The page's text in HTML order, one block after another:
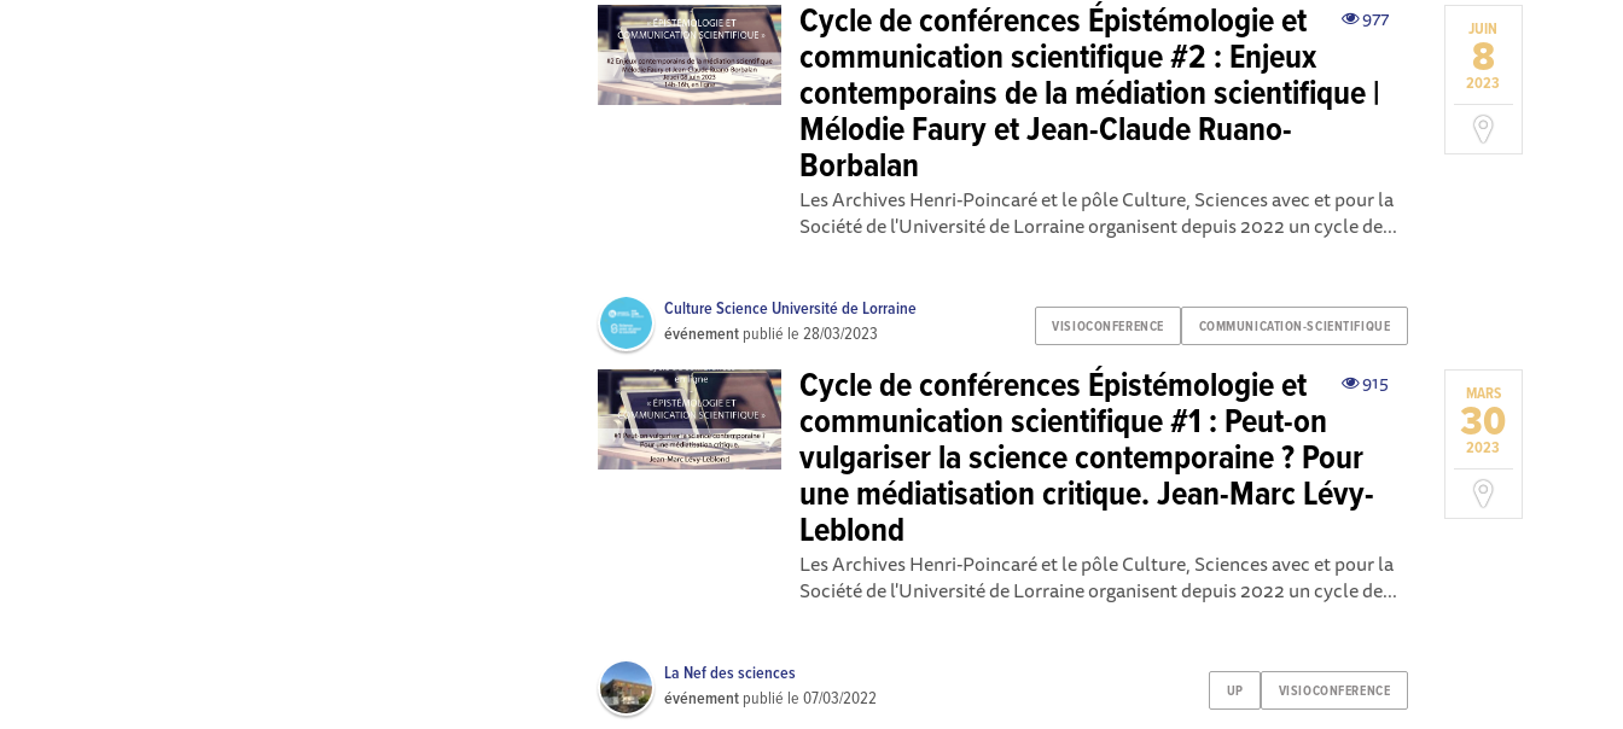
JUIN
8
2023
977
Cycle de conférences Épistémologie et
communication scientifique #2 : Enjeux
contemporains de la médiation scientifique |
Mélodie Faury et Jean-Claude Ruano-
Borbalan
Les Archives Henri-Poincaré et le pôle Culture, Sciences avec et pour la
Société de l'Université de Lorraine organisent depuis 2022 un cycle de...
VISIOCONFERENCE COMMUNICATION-SCIENTIFIQUE
Culture Science Université de Lorraine
événement publié le28/03/2023
MARS
30
2023
915
Cycle de conférences Épistémologie et
communication scientifique #1 : Peut-on
vulgariser la science contemporaine ? Pour
une médiatisation critique. Jean-Marc Lévy-
Leblond
Les Archives Henri-Poincaré et le pôle Culture, Sciences avec et pour la
Société de l'Université de Lorraine organisent depuis 2022 un cycle de...
UP VISIOCONFERENCE
La Nef des sciences
événement publié le07/03/2022